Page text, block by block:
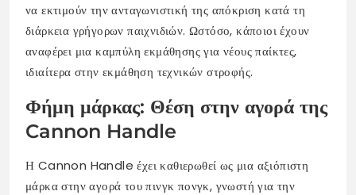
να εκτιμούν την ανταγωνιστική της απόκριση κατά τη
διάρκεια γρήγορων παιχνιδιών. Ωστόσο, κάποιοι έχουν
αναφέρει μια καμπύλη εκμάθησης για νέους παίκτες,
ιδιαίτερα στην εκμάθηση τεχνικών στροφής.
Φήμη μάρκας: Θέση στην αγορά της
Cannon Handle
Η Cannon Handle έχει καθιερωθεί ως μια αξιόπιστη
μάρκα στην αγορά του πινγκ πονγκ, γνωστή για την